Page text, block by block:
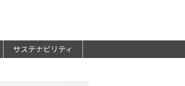
サステナビリティ